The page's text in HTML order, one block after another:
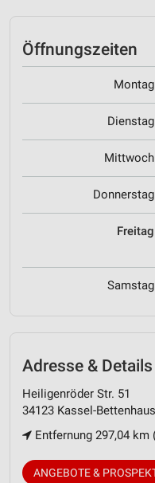
Öffnungszeiten
Montag
Dienstag
Mittwoch
Donnerstag
Freitag
Samstag
Adresse & Details
Heiligenröder Str. 51
34123 Kassel-
Entfernung 297,04
ANGEBOTE &